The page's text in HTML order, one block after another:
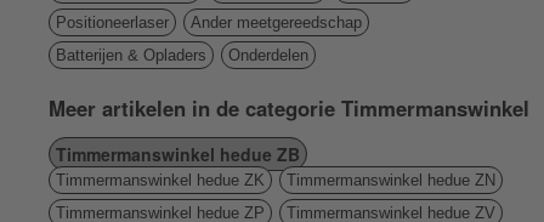
Positioneerlaser
Ander meetgereedschap
Batterijen & Opladers
Onderdelen
Meer artikelen in de categorie Timmermanswinkel
Timmermanswinkel hedue ZB
Timmermanswinkel hedue ZK
Timmermanswinkel hedue ZN
Timmermanswinkel hedue ZP
Timmermanswinkel hedue ZV